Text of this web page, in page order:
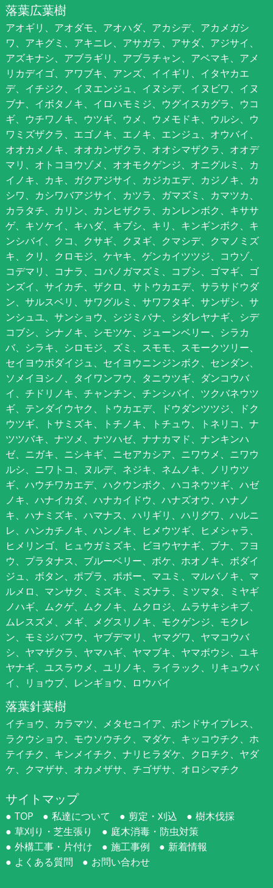
落葉広葉樹
アオギリ、アオダモ、アオハダ、アカシデ、アカメガシ
ワ、アキグミ、アキニレ、アサガラ、アサダ、アジサイ、
アズキナシ、アブラギリ、アブラチャン、アベマキ、アメ
リカデイゴ、アワブキ、アンズ、イイギリ、イタヤカエ
デ、イチジク、イヌエンジュ、イヌシデ、イヌビワ、イヌ
ブナ、イボタノキ、イロハモミジ、ウグイスカグラ、ウコ
ギ、ウチワノキ、ウツギ、ウメ、ウメモドキ、ウルシ、ウ
ワミズザクラ、エゴノキ、エノキ、エンジュ、オウバイ、
オオカメノキ、オオカンザクラ、オオシマザクラ、オオデ
マリ、オトコヨウゾメ、オオモクゲンジ、オニグルミ、カ
イノキ、カキ、ガクアジサイ、カジカエデ、カジノキ、カ
シワ、カシワバアジサイ、カツラ、ガマズミ、カマツカ、
カラタチ、カリン、カンヒザクラ、カンレンボク、キササ
ゲ、キソケイ、キハダ、キブシ、キリ、キンギンボク、キ
ンシバイ、クコ、クサギ、クヌギ、クマシデ、クマノミズ
キ、クリ、クロモジ、ケヤキ、ゲンカイツツジ、コウゾ、
コデマリ、コナラ、コバノガマズミ、コブシ、ゴマギ、ゴ
ンズイ、サイカチ、ザクロ、サトウカエデ、サラサドウダ
ン、サルスベリ、サワグルミ、サワフタギ、サンザシ、サ
ンシュユ、サンショウ、シジミバナ、シダレヤナギ、シデ
コブシ、シナノキ、シモツケ、ジューンベリー、シラカ
バ、シラキ、シロモジ、ズミ、スモモ、スモークツリー、
セイヨウボダイジュ、セイヨウニンジンボク、センダン、
ソメイヨシノ、タイワンフウ、タニウツギ、ダンコウバ
イ、チドリノキ、チャンチン、チンシバイ、ツクバネウツ
ギ、テンダイウヤク、トウカエデ、ドウダンツツジ、ドク
ウツギ、トサミズキ、トチノキ、トチュウ、トネリコ、ナ
ツツバキ、ナツメ、ナツハゼ、ナナカマド、ナンキンハ
ゼ、ニガキ、ニシキギ、ニセアカシア、ニワウメ、ニワウ
ルシ、ニワトコ、ヌルデ、ネジキ、ネムノキ、ノリウツ
ギ、ハウチワカエデ、ハクウンボク、ハコネウツギ、ハゼ
ノキ、ハナイカダ、ハナカイドウ、ハナズオウ、ハナノ
キ、ハナミズキ、ハマナス、ハリギリ、ハリグワ、ハルニ
レ、ハンカチノキ、ハンノキ、ヒメウツギ、ヒメシャラ、
ヒメリンゴ、ヒュウガミズキ、ビヨウヤナギ、ブナ、フヨ
ウ、プラタナス、ブルーベリー、ボケ、ホオノキ、ボダイ
ジュ、ボタン、ポプラ、ポポー、マユミ、マルバノキ、マ
ルメロ、マンサク、ミズキ、ミズナラ、ミツマタ、ミヤギ
ノハギ、ムクゲ、ムクノキ、ムクロジ、ムラサキシキブ、
ムレスズメ、メギ、メグスリノキ、モクゲンジ、モクレ
ン、モミジバフウ、ヤブデマリ、ヤマグワ、ヤマコウバ
シ、ヤマザクラ、ヤマハギ、ヤマブキ、ヤマボウシ、ユキ
ヤナギ、ユスラウメ、ユリノキ、ライラック、リキュウバ
イ、リョウブ、レンギョウ、ロウバイ
落葉針葉樹
イチョウ、カラマツ、メタセコイア、ポンドサイプレス、
ラクウショウ、モウソウチク、マダケ、キッコウチク、ホ
テイチク、キンメイチク、ナリヒラダケ、クロチク、ヤダ
ケ、クマザサ、オカメザサ、チゴザサ、オロシマチク
サイトマップ
TOP 私達について 剪定・刈込
樹木伐採
草刈り・芝生張り
庭木消毒・防虫対策
外構工事・片付け
施工事例
新着情報
よくある質問
お問い合わせ